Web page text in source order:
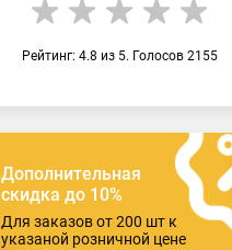
Рейтинг: 4.8 из 5. Голосов 2155
Дополнительная
скидка до 10%
Для заказов от 200 шт к
указаной розничной цене